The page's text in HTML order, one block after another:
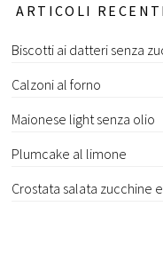
ARTICOLI
Biscotti ai datteri senza
Calzoni al forno
Maionese light senza olio
Plumcake al limone
Crostata salata zucchine